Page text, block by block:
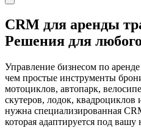
CRM для аренды
Решения для
Управление бизнесом по
чем простые инструменты
мотоциклов, автопарк,
скутеров, лодок,
нужна специализированная
которая адаптируется под